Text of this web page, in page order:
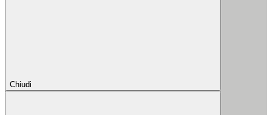
Chiudi